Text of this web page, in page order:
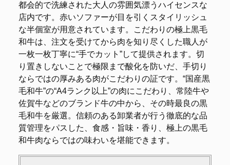
都会的で洗練された大人の雰囲気漂うハイセンスな
店内です。赤いソファーが目を引くスタイリッシュ
な半個室が用意されています。こだわりの極上黒毛
和牛は、注文を受けてから肉を知り尽くした職人が
一枚一枚丁寧に“手でカット”して提供されます。切
り置きしないことで極限まで酸化を防いだ、手切り
ならではの厚みある肉がこだわりの証です。“国産黒
毛和牛”の“A4ランク以上”の肉にこだわり、常陸牛や
佐賀牛などのブランド牛の中から、その時最良の黒
毛和牛を厳選。信頼のある卸業者が行う徹底的な品
質管理をパスした、食感・旨味・香り、極上の黒毛
和牛肉ならではの味わいを堪能できます。